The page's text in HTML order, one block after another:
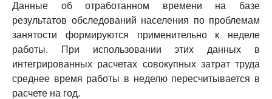
Данные об отработанном времени на базе
результатов обследований населения по проблемам
занятости формируются применительно к неделе
работы. При использовании этих данных в
интегрированных расчетах совокупных затрат труда
среднее время работы в неделю пересчитывается в
расчете на год.